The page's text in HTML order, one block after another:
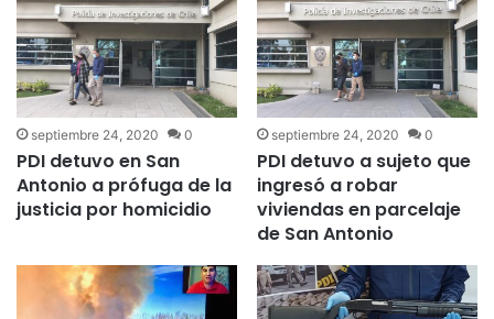
septiembre 24, 2020 0
PDI detuvo en San
Antonio a prófuga de la
justicia por homicidio
septiembre 24, 2020 0
PDI detuvo a sujeto que
ingresó a robar
viviendas en parcelaje
de San Antonio